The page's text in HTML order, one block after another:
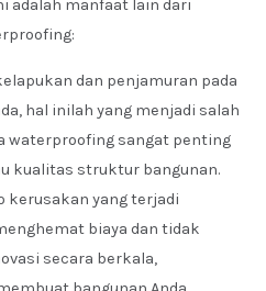
adalah manfaat lain dari
dan penjamuran pada
hal inilah yang menjadi salah
waterproofing sangat penting
kualitas struktur bangunan.
yang terjadi
biaya dan tidak
secara berkala,